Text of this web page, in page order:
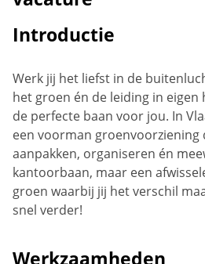
Introductie
Werk jij het liefst in de
het groen én de leiding in eigen
de perfecte baan voor jou. In
een voorman groenvoorziening
aanpakken, organiseren én
kantoorbaan, maar een
groen waarbij jij het verschil
snel verder!
Werkzaamheden